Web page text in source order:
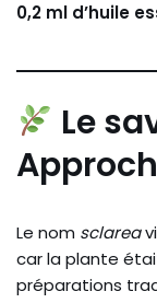
0,2 ml d’huile
Le
Le nom sclarea
car la plante
préparations